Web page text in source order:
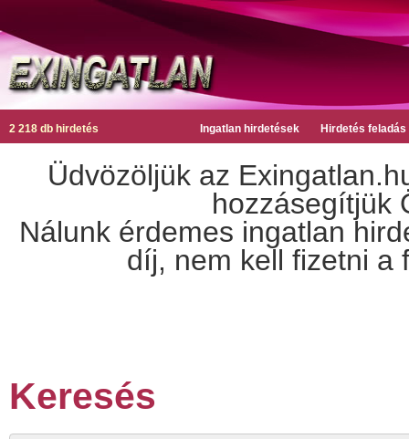
2 218 db hirdetés Ingatlan hirdetések Hirdetés feladás
Üdvözöljük az
hozzásegítjük
Nálunk érdemes ingatlan
díj, nem kell fizetni a
Keresés